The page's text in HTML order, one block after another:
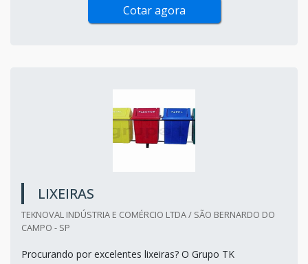
Cotar agora
LIXEIRAS
TEKNOVAL INDÚSTRIA E COMÉRCIO LTDA / SÃO BERNARDO DO
CAMPO - SP
Procurando por excelentes lixeiras? O Grupo TK